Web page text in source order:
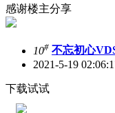
感谢楼主分享
10# 不忘初心
2021-5-19
下载试试